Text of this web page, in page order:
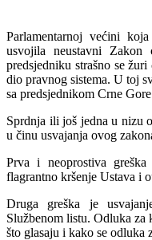
Parlamentarnoj većini
usvojila neustavni
predsjedniku strašno se
dio pravnog sistema. U toj
sa predsjednikom Crne
Sprdnja ili još jedna u nizu
u činu usvajanja ovog
Prva i neoprostiva
flagrantno kršenje Ustava i
Druga greška je
Službenom listu. Odluka
što glasaju i kako se odluka